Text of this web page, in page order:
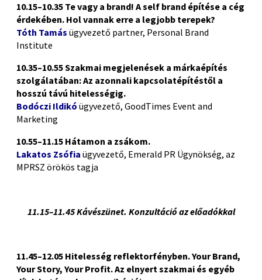
10.15–10.35 Te vagy a brand! A self brand építése a cég
érdekében. Hol vannak erre a legjobb terepek?
Tóth Tamás ügyvezető partner, Personal Brand
Institute
10.35–10.55 Szakmai megjelenések a márkaépítés
szolgálatában: Az azonnali kapcsolatépítéstől a
hosszú távú hitelességig.
Bodóczi Ildikó ügyvezető, GoodTimes Event and
Marketing
10.55–11.15 Hátamon a zsákom.
Lakatos Zsófia ügyvezető, Emerald PR Ügynökség, az
MPRSZ örökös tagja
11.15–11.45 Kávészünet. Konzultáció az előadókkal
11.45–12.05 Hitelesség reflektorfényben. Your Brand,
Your Story, Your Profit. Az elnyert szakmai és egyéb